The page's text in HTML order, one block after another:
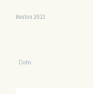
Høsten 2021
Dato